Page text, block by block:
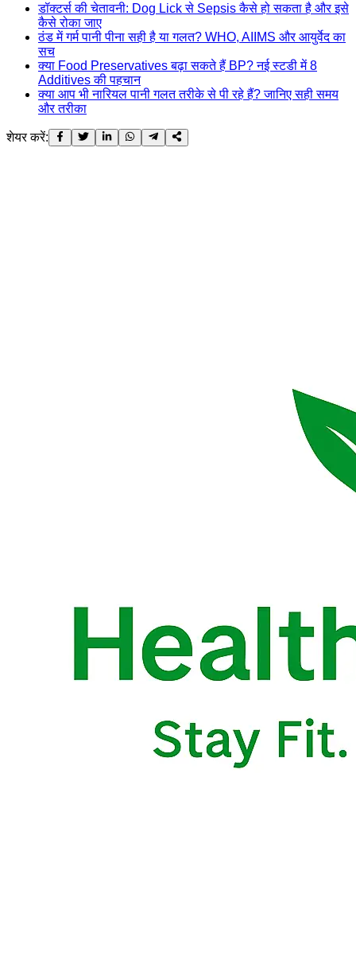
डॉक्टर्स की चेतावनी: Dog Lick से Sepsis कैसे हो सकता है और इसे
कैसे रोका जाए
ठंड में गर्म पानी पीना सही है या गलत? WHO, AIIMS और आयुर्वेद का
सच
क्या Food Preservatives बढ़ा सकते हैं BP? नई स्टडी में 8
Additives की पहचान
क्या आप भी नारियल पानी गलत तरीके से पी रहे हैं? जानिए सही समय
और तरीका
शेयर करें: